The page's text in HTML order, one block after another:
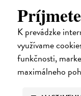
K prevádzke
využívame
funkčnosti,
maximálneho